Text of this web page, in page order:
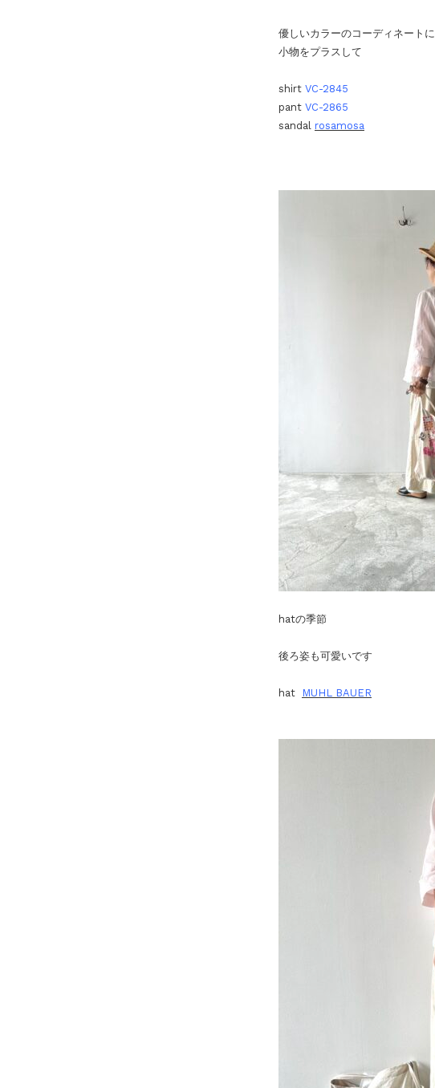
優しいカラーのコーディネートに
小物をプラスして
shirt VC-2845
pant VC-2865
sandal rosamosa
hatの季節
後ろ姿も可愛いです
hat MUHL BAUER